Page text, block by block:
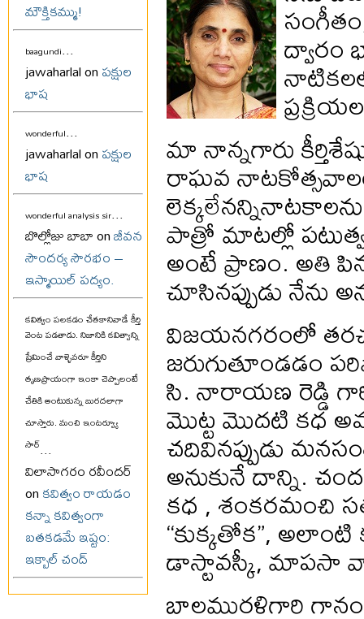
మౌక్తికమ్ము!
baagundi...
jawaharlal onపక్షుల
భాష
wonderful...
jawaharlal onపక్షుల
భాష
wonderful analysis sir...
బొల్లోజు బాబా onజీవన
సౌందర్య సౌరభం –
ఇస్మాయిల్ పద్యం.
కవిత్వం పలకడం చేతకానివాడే కీర్తి
వెంట పడతాడు. నిజానికి కవిత్వాన్ని
ప్రేమించే వాళ్ళెవరూ కీర్తిని
తృణప్రాయంగా ఇంకా చెప్పాలంటే
చేతికి అంటుకున్న బురదలాగా
చూస్తారు. మంచి ఇంటర్వ్యూ
సార్...
విలాసాగరం రవీందర్
onకవిత్వం రాయడం
కన్నా కవిత్వంగా
బతకడమే ఇష్టం:
ఇక్బాల్ చంద్
ద్వారం
మా నాన్నగారు
రాఘవ
పాత్రో మాటల్లో
అంటే ప్రాణం. అతి
చూసినప్పుడు నేను
విజయనగరంలో
జరుగుతూండడం
సి. నారాయణ రెడ్డి
మొట్ట మొదటి కధ
చదివినప్పుడు
అనుకునే దాన్ని.
కధ , శంకరమంచి
“కుక్కతోక”,
డాస్టావస్కీ, మాపసా
బాలమురళిగారి గానం